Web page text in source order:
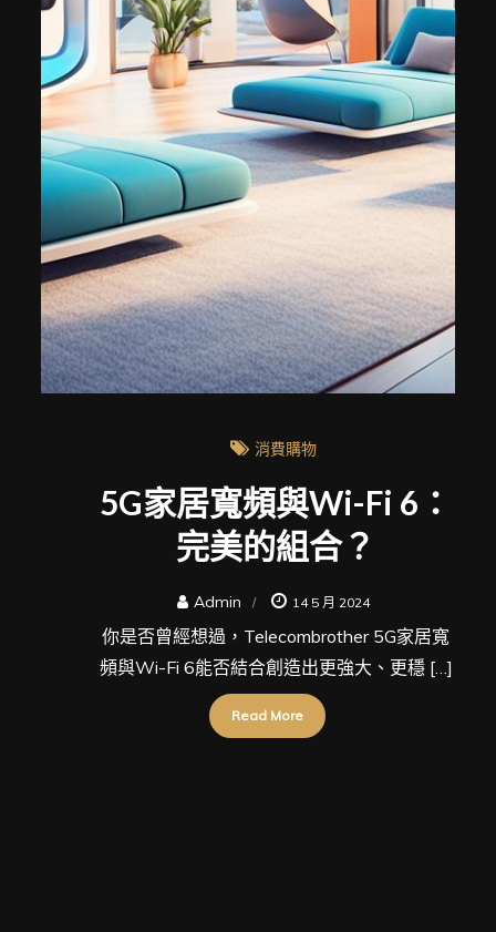
消費購物
5G家居寬頻與Wi-Fi 6：
完美的組合？
Admin 14 5 月 2024
你是否曾經想過，Telecombrother 5G家居寬
頻與Wi-Fi 6能否結合創造出更強大、更穩 […]
Read More